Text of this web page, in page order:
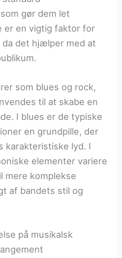
gør dem let
er en vigtig faktor for
da det hjælper med at
som blues og rock,
til at skabe en
I blues er de typiske
en grundpille, der
karakteristiske lyd. I
elementer variere
mere komplekse
af bandets stil og
på musikalsk